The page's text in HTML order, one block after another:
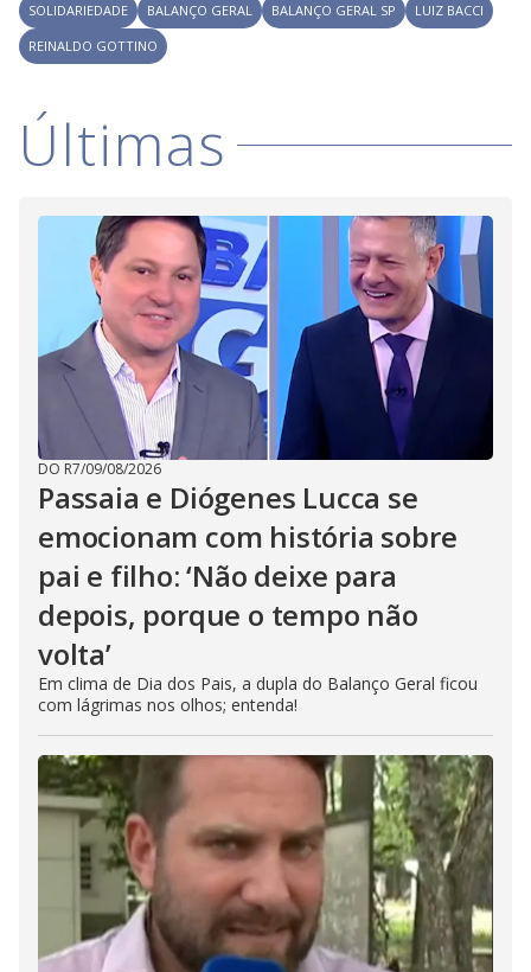
V
d
e
o
d
o
SOLIDARIEDADE
BALANÇO GERAL BALANÇO GERAL SP
LUIZ BACCI
REINALDO GOTTINO
Últimas
DO R7/09/08/2026
Passaia e Diógenes Lucca se
emocionam com história sobre
pai e filho: ‘Não deixe para
depois, porque o tempo não
volta’
Em clima de Dia dos Pais, a dupla do Balanço Geral ficou
com lágrimas nos olhos; entenda!